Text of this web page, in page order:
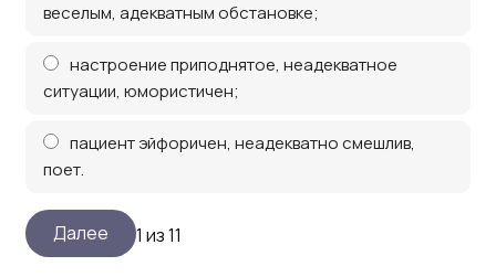
веселым, адекватным обстановке;
настроение приподнятое, неадекватное
ситуации, юмористичен;
пациент эйфоричен, неадекватно смешлив,
поет.
1 из 11